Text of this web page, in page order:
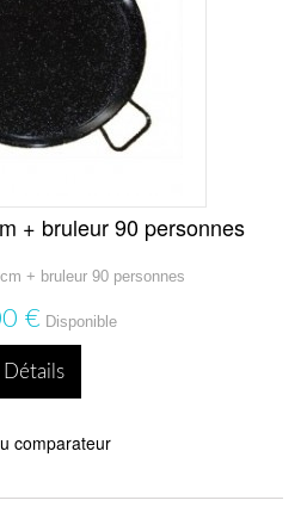
+ bruleur 90 personnes
+ bruleur 90 personnes
€ Disponible
Détails
comparateur